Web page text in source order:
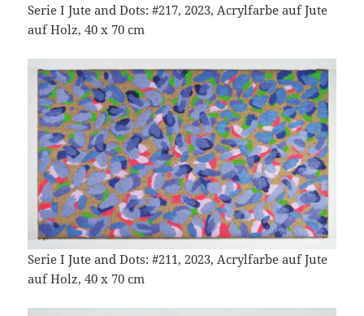
Serie I Jute and Dots: #217, 2023, Acrylfarbe auf Jute
auf Holz, 40 x 70 cm
Serie I Jute and Dots: #211, 2023, Acrylfarbe auf Jute
auf Holz, 40 x 70 cm